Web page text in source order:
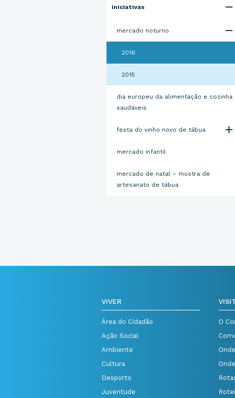
iniciativas
mercado noturno
2016
2015
dia europeu da alimentação e cozinha
saudáveis
festa do vinho novo de tábua
mercado infantil
mercado de natal – mostra de
artesanato de tábua
VIVER
Área do Cidadão
Ação Social
Ambiente
Cultura
Desporto
Juventude
O